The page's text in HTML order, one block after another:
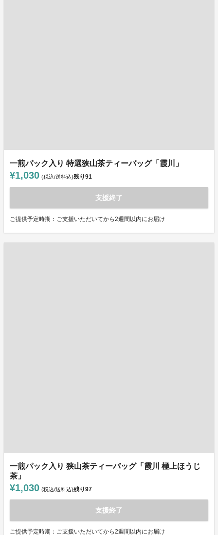
一煎パック入り 特選狭山茶ティーバッグ「霞川」
¥1,030 (税込/送料込)残り91
支援終了
ご提供予定時期：ご支援いただいてから2週間以内にお届け
一煎パック入り 狭山茶ティーバッグ「霞川 極上ほうじ
茶」
¥1,030 (税込/送料込)残り97
支援終了
ご提供予定時期：ご支援いただいてから2週間以内にお届け